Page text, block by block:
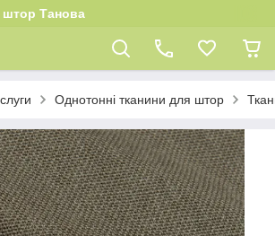
штор Танова
Однотонні тканини для штор